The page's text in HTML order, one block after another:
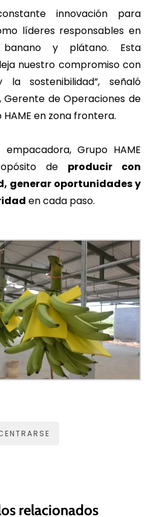
innovación para
líderes responsables en
y plátano. Esta
nuestro compromiso con
sostenibilidad”, señaló
Gerente de Operaciones de
en zona frontera.
Grupo HAME
de producir con
generar oportunidades y
en cada paso.
relacionados